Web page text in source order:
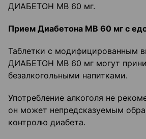
ДИАБЕТОН МВ 60 мг.
Прием Диабетона МВ 60 мг с
Таблетки с модифицированным
ДИАБЕТОН МВ 60 мг могут
безалкогольными напитками.
Употребление алкоголя не
он может непредсказуемым
контролю диабета.